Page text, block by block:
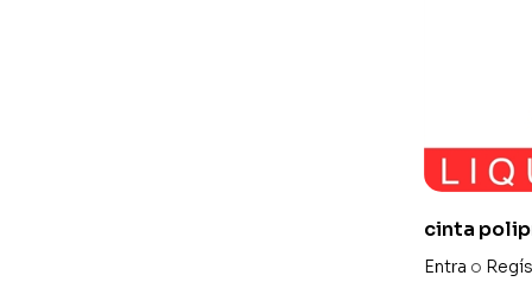
cinta
con
Entra o